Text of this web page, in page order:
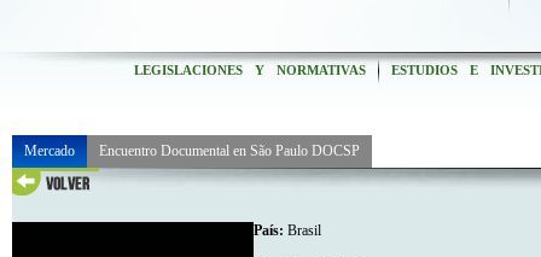
LEGISLACIONES Y NORMATIVAS ESTUDIOS E
Mercado Encuentro Documental en São Paulo DOCSP
País: Brasil